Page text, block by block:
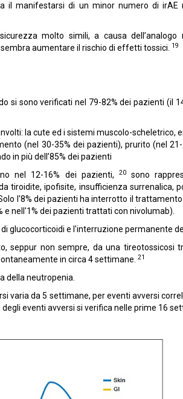
il manifestarsi di un minor numero di
molto simili, a causa dell’analogo
aumentare il rischio di effetti tossici. 19
si sono verificati nel 79-82% dei pazienti (il
la cute ed i sistemi muscolo-scheletrico,
(nel 30-35% dei pazienti), prurito (nel
in più dell’85% dei pazienti
nel 12-16% dei pazienti,
20sono
tiroidite, ipofisite, insufficienza surrenalica,
l'8% dei pazienti ha interrotto il
nell'1% dei pazienti trattati con nivolumab).
di glucocorticoidi e l'interruzione permanente
seppur non sempre, da una tireotossicosi
in circa 4 settimane. 21
della neutropenia.
varia da 5 settimane, per eventi avversi
eventi avversi si verifica nelle prime 16